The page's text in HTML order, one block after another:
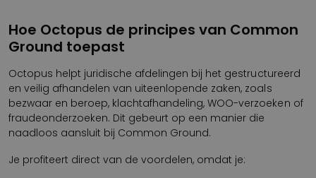
Hoe Octopus de principes van Common
Ground toepast
Octopus helpt juridische afdelingen bij het gestructureerd
en veilig afhandelen van uiteenlopende zaken, zoals
bezwaar en beroep, klachtafhandeling, WOO-verzoeken of
fraudeonderzoeken. Dit gebeurt op een manier die
naadloos aansluit bij Common Ground.
Je profiteert direct van de voordelen, omdat je: